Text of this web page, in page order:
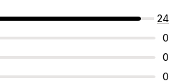
24
0
0
0